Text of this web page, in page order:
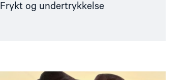
Frykt og undertrykkelse
Read